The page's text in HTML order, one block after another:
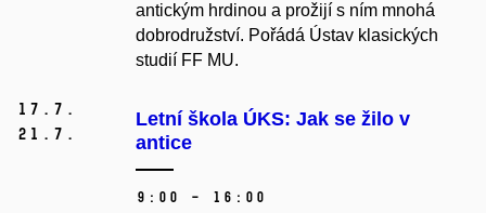
antickým hrdinou a prožijí s ním mnohá
dobrodružství. Pořádá Ústav klasických
studií FF MU.
17. 7.
21. 7.
Letní škola ÚKS: Jak se žilo v
antice
9:00 – 16:00